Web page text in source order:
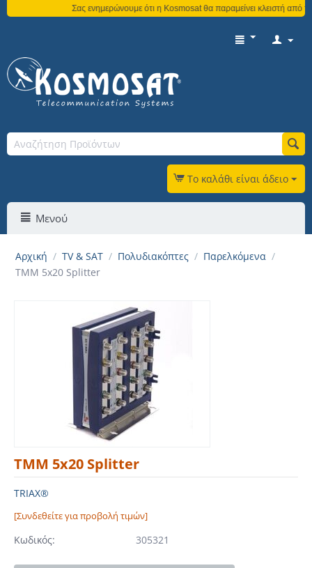
Σας ενημερώνουμε ότι η Kosmosat θα παραμείνει κλειστή από
Το καλάθι είναι άδειο
Μενού
Αρχική / TV & SAT / Πολυδιακόπτες / Παρελκόμενα /
TMM 5x20 Splitter
TMM 5x20 Splitter
TRIAX®
[Συνδεθείτε για προβολή τιμών]
Κωδικός: 305321